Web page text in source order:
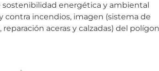
sostenibilidad energética y ambiental
contra incendios, imagen (sistema de
aceras y calzadas) del